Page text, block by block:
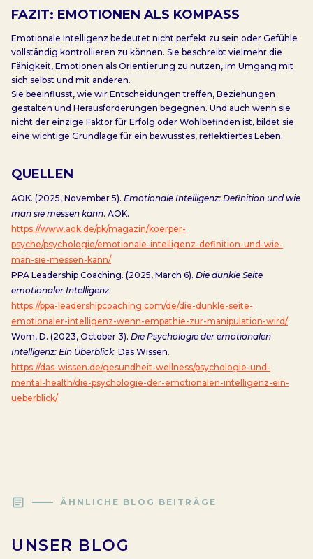
FAZIT: EMOTIONEN ALS KOMPASS
Emotionale Intelligenz bedeutet nicht perfekt zu sein oder Gefühle
vollständig kontrollieren zu können. Sie beschreibt vielmehr die
Fähigkeit, Emotionen als Orientierung zu nutzen, im Umgang mit
sich selbst und mit anderen.
Sie beeinflusst, wie wir Entscheidungen treffen, Beziehungen
gestalten und Herausforderungen begegnen. Und auch wenn sie
nicht der einzige Faktor für Erfolg oder Wohlbefinden ist, bildet sie
eine wichtige Grundlage für ein bewusstes, reflektiertes Leben.
QUELLEN
AOK. (2025, November 5). Emotionale Intelligenz: Definition und wie
man sie messen kann. AOK.
https://www.aok.de/pk/magazin/koerper-
psyche/psychologie/emotionale-intelligenz-definition-und-wie-
man-sie-messen-kann/
PPA Leadership Coaching. (2025, March 6). Die dunkle Seite
emotionaler Intelligenz.
https://ppa-leadershipcoaching.com/de/die-dunkle-seite-
emotionaler-intelligenz-wenn-empathie-zur-manipulation-wird/
Wom, D. (2023, October 3). Die Psychologie der emotionalen
Intelligenz: Ein Überblick. Das Wissen.
https://das-wissen.de/gesundheit-wellness/psychologie-und-
mental-health/die-psychologie-der-emotionalen-intelligenz-ein-
ueberblick/
article ÄHNLICHE BLOG BEITRÄGE
UNSER BLOG